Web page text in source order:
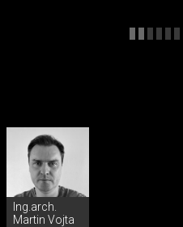
Ing.arch.
Martin Vojta